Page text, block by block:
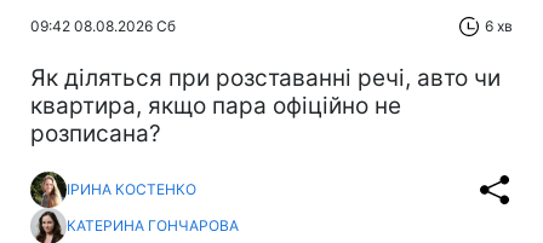
09:42 08.08.2026 Сб 6 хв
Як діляться при розставанні речі, авто чи
квартира, якщо пара офіційно не
розписана?
ІРИНА КОСТЕНКО
КАТЕРИНА ГОНЧАРОВА